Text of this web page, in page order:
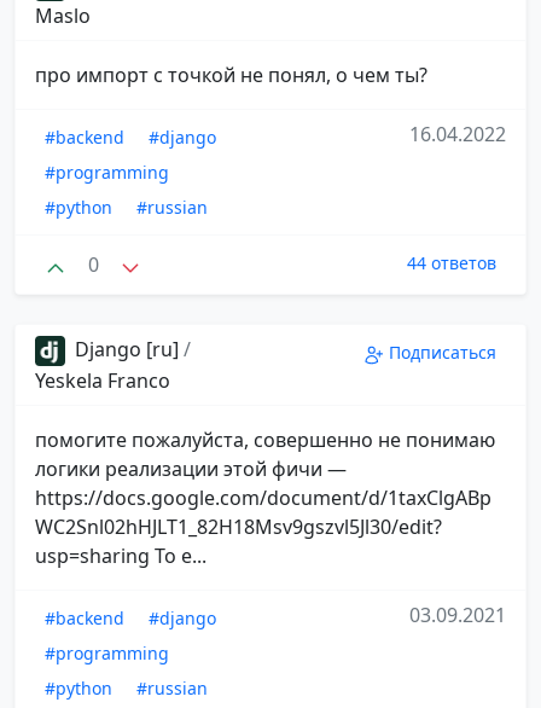
Maslo
про импорт с точкой не понял, о чем ты?
#backend
#django
#programming
#python
#russian
16.04.2022
0 44 ответов
Django [ru] /
Yeskela Franco
Подписаться
помогите пожалуйста, совершенно не понимаю
логики реализации этой фичи —
https://docs.google.com/document/d/1taxClgABp
WC2Snl02hHJLT1_82H18Msv9gszvl5Jl30/edit?
usp=sharing То е...
#backend
#django
#programming
#python
#russian
03.09.2021